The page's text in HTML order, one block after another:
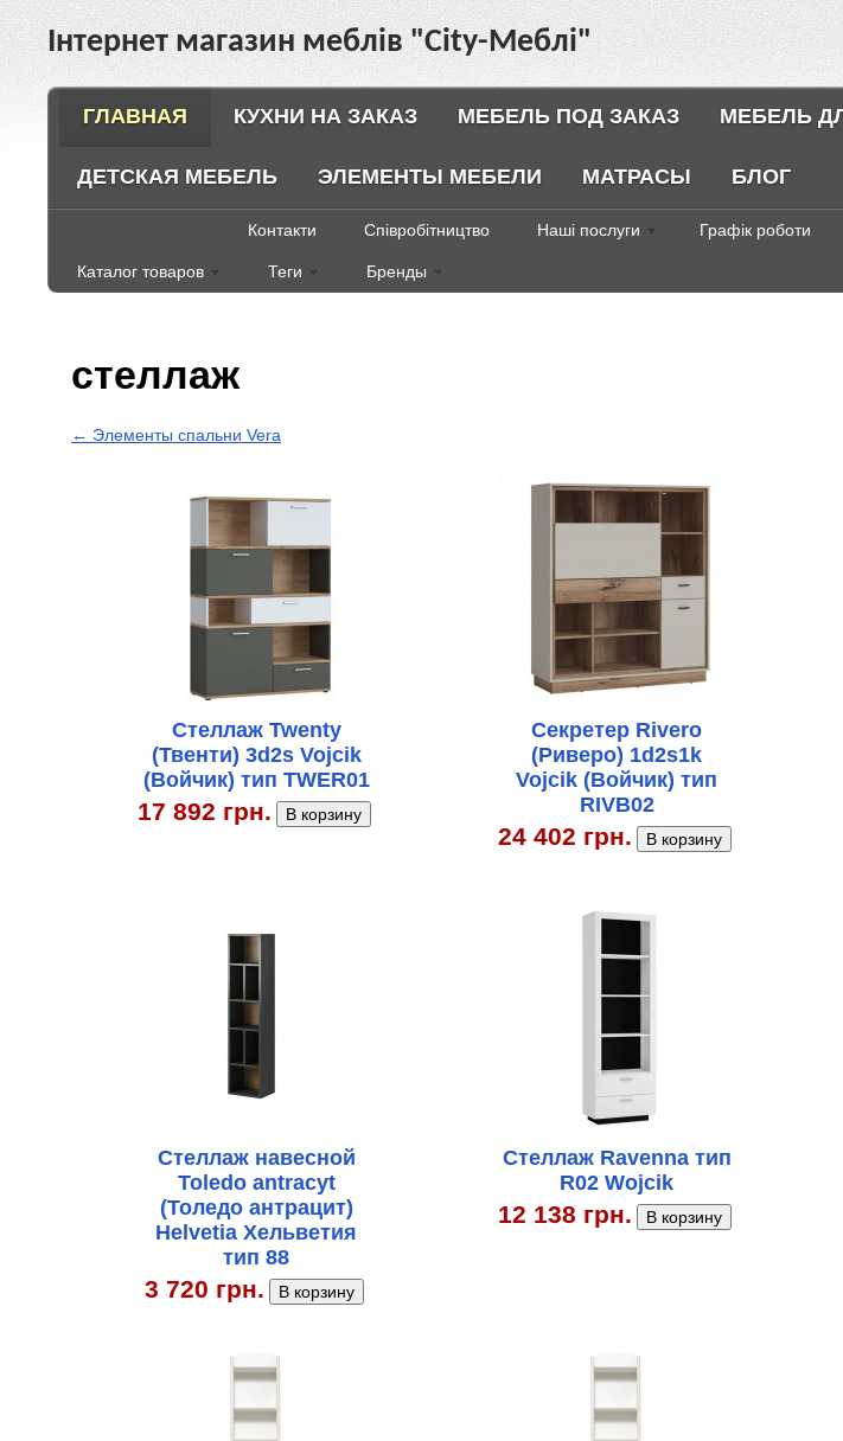
Інтернет магазин меблів "City-Меблі"
ГЛАВНАЯ КУХНИ НА ЗАКАЗ МЕБЕЛЬ ПОД ЗАКАЗ МЕБЕЛЬ
ДЕТСКАЯ МЕБЕЛЬ ЭЛЕМЕНТЫ МЕБЕЛИ МАТРАСЫ БЛОГ
Контакти Співробітництво Наші послуги Графік роботи
Каталог товаров Теги Бренды
стеллаж
← Элементы спальни Vera
Стеллаж Twenty
(Твенти) 3d2s Vojcik
(Войчик) тип TWER01
17 892 грн.
Секретер Rivero
(Риверо) 1d2s1k
Vojcik (Войчик) тип
RIVB02
24 402 грн.
Стеллаж навесной
Toledo antracyt
(Толедо антрацит)
Helvetia Хельветия
тип 88
3 720 грн.
Стеллаж Ravenna тип
R02 Wojcik
12 138 грн.